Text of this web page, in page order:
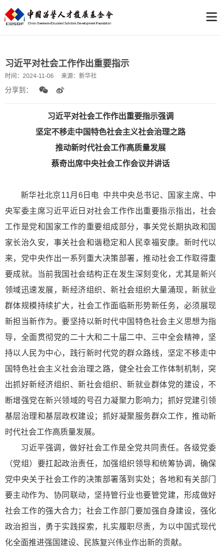
习近平对社会工作作出重要指示
时间： 2024-11-06 来源： 新华社
分享到：
习近平对社会工作作出重要指示强调
坚定不移走中国特色社会主义社会治理之路
推动新时代社会工作高质量发展
蔡奇出席中央社会工作会议并讲话
新华社北京11月6日电 中共中央总书记、国家主席、中
央军委主席习近平近日对社会工作作出重要指示指出，社会
工作是党和国家工作的重要组成部分，事关党长期执政和国
家长治久安，事关社会和谐稳定和人民幸福安康。新时代以
来，党中央作出一系列重大决策部署，推动社会工作取得重
要成就。当前我国社会结构正在发生深刻变化，尤其是新兴
领域迅速发展，新经济组织、新社会组织大量涌现，新就业
群体规模持续扩大，社会工作面临新形势新任务，必须展现
新担当新作为。要坚持以新时代中国特色社会主义思想为指
导，全面贯彻党的二十大和二十届二中、三中全会精神，坚
持以人民为中心，践行新时代党的群众路线，坚定不移走中
国特色社会主义社会治理之路，健全社会工作体制机制，突
出抓好新经济组织、新社会组织、新就业群体党的建设，不
断增强党在新兴领域的号召力凝聚力影响力；抓好党建引领
基层治理和基层政权建设；抓好凝聚服务群众工作，推动新
时代社会工作高质量发展。
习近平强调，做好社会工作是全党共同责任。各级党委
（党组）要扛起政治责任，加强组织领导和统筹协调，确保
党中央关于社会工作的决策部署落到实处；各地和有关部门
要主动作为、协同联动，坚持管行业也要管党建，形成做好
社会工作的强大合力；社会工作部门要加强自身建设，强化
政治担当，勇于实践探索，扎实履职尽责，为以中国式现代
化全面推进强国建设、民族复兴伟业作出新的贡献。